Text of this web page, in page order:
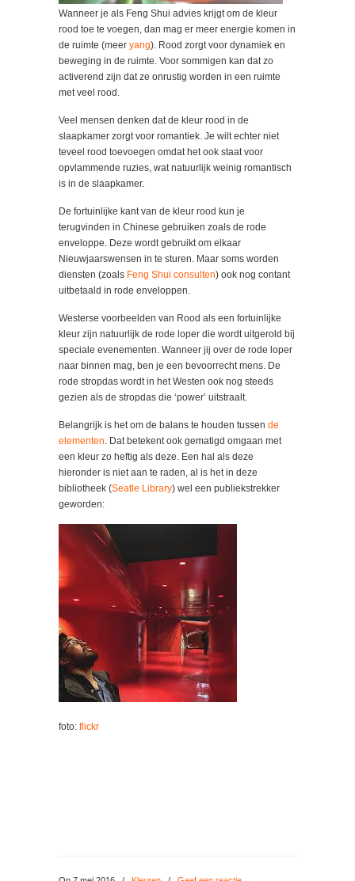
Wanneer je als Feng Shui advies krijgt om de kleur
rood toe te voegen, dan mag er meer energie komen in
de ruimte (meer yang). Rood zorgt voor dynamiek en
beweging in de ruimte. Voor sommigen kan dat zo
activerend zijn dat ze onrustig worden in een ruimte
met veel rood.
Veel mensen denken dat de kleur rood in de
slaapkamer zorgt voor romantiek. Je wilt echter niet
teveel rood toevoegen omdat het ook staat voor
opvlammende ruzies, wat natuurlijk weinig romantisch
is in de slaapkamer.
De fortuinlijke kant van de kleur rood kun je
terugvinden in Chinese gebruiken zoals de rode
enveloppe. Deze wordt gebruikt om elkaar
Nieuwjaarswensen in te sturen. Maar soms worden
diensten (zoals Feng Shui consulten) ook nog contant
uitbetaald in rode enveloppen.
Westerse voorbeelden van Rood als een fortuinlijke
kleur zijn natuurlijk de rode loper die wordt uitgerold bij
speciale evenementen. Wanneer jij over de rode loper
naar binnen mag, ben je een bevoorrecht mens. De
rode stropdas wordt in het Westen ook nog steeds
gezien als de stropdas die ‘power’ uitstraalt.
Belangrijk is het om de balans te houden tussen de
elementen. Dat betekent ook gematigd omgaan met
een kleur zo heftig als deze. Een hal als deze
hieronder is niet aan te raden, al is het in deze
bibliotheek (Seatle Library) wel een publiekstrekker
geworden:
foto: flickr